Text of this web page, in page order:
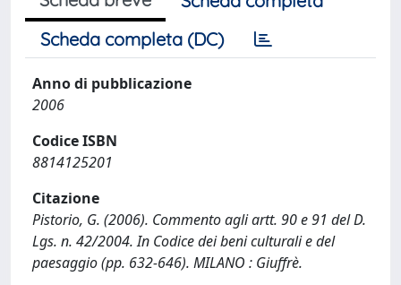
Scheda completa (DC)
Anno di pubblicazione
2006
Codice ISBN
8814125201
Citazione
Pistorio, G. (2006). Commento agli artt. 90 e 91 del D.
Lgs. n. 42/2004. In Codice dei beni culturali e del
paesaggio (pp. 632-646). MILANO : Giuffrè.